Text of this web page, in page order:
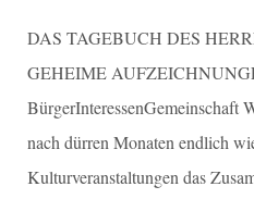
DAS TAGEBUCH DES
GEHEIME
BürgerInteressenGemeinschaft
nach dürren Monaten endlich
Kulturveranstaltungen das